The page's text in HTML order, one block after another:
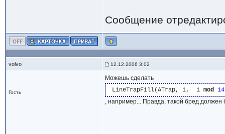
Сообщение
volvo 12.12.2006 3:02
Гость
Можешь сделать
LineTrapFill(ATrap, i,  i mod 14
, например... Правда, такой бред должен